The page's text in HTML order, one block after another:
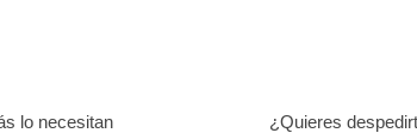
lo necesitan
¿Quieres